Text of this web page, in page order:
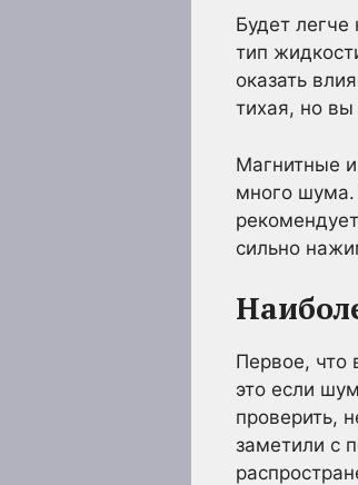
Будет легче
тип
оказать
тихая, но
Магнитные
много шума.
сильно
Первое, что
это если
проверить,
заметили с